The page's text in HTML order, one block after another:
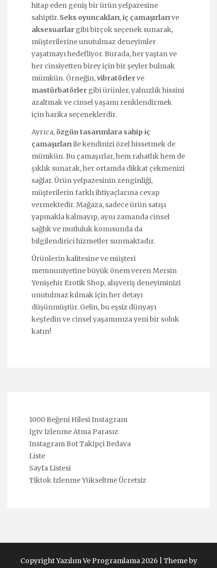
hitap eden geniş bir ürün yelpazesine
sahiptir. Seks oyuncakları,iç çamaşırlarıve
aksesuarlar gibi birçok seçenek sunarak,
müşterilerine unutulmaz deneyimler
yaşatmayı hedefliyor. Burada, her yaştan ve
her cinsiyetten birey için bir şeyler bulmak
mümkün. Örneğin,vibratörlerve
mastürbatörler gibi ürünler, yalnızlık hissini
azaltmak ve cinsel yaşamı renklendirmek
için harika seçeneklerdir.
Ayrıca, özgün tasarımlara sahip iç
çamaşırlarıile kendinizi özel hissetmek de
mümkün. Bu çamaşırlar, hem rahatlık hem de
şıklık sunarak, her ortamda dikkat çekmenizi
sağlar. Ürün yelpazesinin zenginliği,
müşterilerin farklı ihtiyaçlarına cevap
vermektedir. Mağaza, sadece ürün satışı
yapmakla kalmayıp, aynı zamanda cinsel
sağlık ve mutluluk konusunda da
bilgilendirici hizmetler sunmaktadır.
Ürünlerin kalitesine ve müşteri
memnuniyetine büyük önem veren Mersin
Yenişehir Erotik Shop, alışveriş deneyiminizi
unutulmaz kılmak için her detayı
düşünmüştür. Gelin, bu eşsiz dünyayı
keşfedin ve cinsel yaşamınıza yeni bir soluk
katın!
1000 Beğeni Hilesi Instagram
Igtv Izlenme Atma Parasız
Instagram Bot Takipçi Bedava
Liste
Sayfa Listesi
Tiktok Izlenme Yükseltme Ücretsiz
Copyright Yazılım Ve Programlama 2026 | Theme by